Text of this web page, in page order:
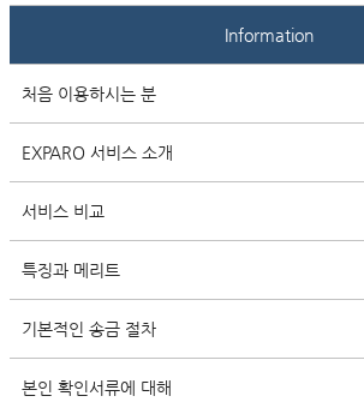
Information
처음 이용하시는 분
EXPARO 서비스 소개
서비스 비교
특징과 메리트
기본적인 송금 절차
본인 확인서류에 대해